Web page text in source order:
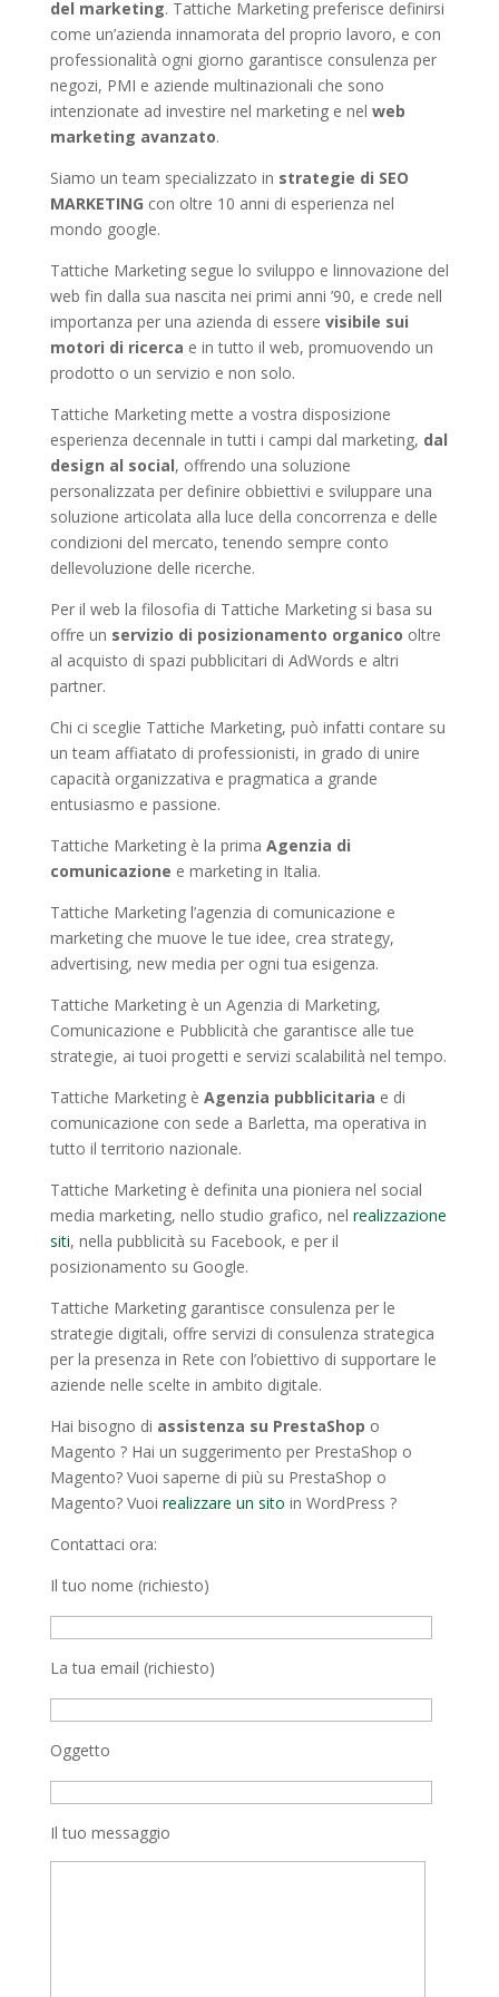
del marketing. Tattiche Marketing preferisce definirsi
come un’azienda innamorata del proprio lavoro, e con
professionalità ogni giorno garantisce consulenza per
negozi, PMI e aziende multinazionali che sono
intenzionate ad investire nel marketing e nel web
marketing avanzato.
Siamo un team specializzato in strategie di SEO
MARKETING con oltre 10 anni di esperienza nel
mondo google.
Tattiche Marketing segue lo sviluppo e linnovazione del
web fin dalla sua nascita nei primi anni ’90, e crede nell
importanza per una azienda di essere visibile sui
motori di ricerca e in tutto il web, promuovendo un
prodotto o un servizio e non solo.
Tattiche Marketing mette a vostra disposizione
esperienza decennale in tutti i campi dal marketing, dal
design al social, offrendo una soluzione
personalizzata per definire obbiettivi e sviluppare una
soluzione articolata alla luce della concorrenza e delle
condizioni del mercato, tenendo sempre conto
dellevoluzione delle ricerche.
Per il web la filosofia di Tattiche Marketing si basa su
offre un servizio di posizionamento organico oltre
al acquisto di spazi pubblicitari di AdWords e altri
partner.
Chi ci sceglie Tattiche Marketing, può infatti contare su
un team affiatato di professionisti, in grado di unire
capacità organizzativa e pragmatica a grande
entusiasmo e passione.
Tattiche Marketing è la prima Agenzia di
comunicazione e marketing in Italia.
Tattiche Marketing l’agenzia di comunicazione e
marketing che muove le tue idee, crea strategy,
advertising, new media per ogni tua esigenza.
Tattiche Marketing è un Agenzia di Marketing,
Comunicazione e Pubblicità che garantisce alle tue
strategie, ai tuoi progetti e servizi scalabilità nel tempo.
Tattiche Marketing è Agenzia pubblicitaria e di
comunicazione con sede a Barletta, ma operativa in
tutto il territorio nazionale.
Tattiche Marketing è definita una pioniera nel social
media marketing, nello studio grafico, nel realizzazione
siti, nella pubblicità su Facebook, e per il
posizionamento su Google.
Tattiche Marketing garantisce consulenza per le
strategie digitali, offre servizi di consulenza strategica
per la presenza in Rete con l’obiettivo di supportare le
aziende nelle scelte in ambito digitale.
Hai bisogno di assistenza su PrestaShop o
Magento ? Hai un suggerimento per PrestaShop o
Magento? Vuoi saperne di più su PrestaShop o
Magento? Vuoi realizzare un sito in WordPress ?
Contattaci ora:
Il tuo nome (richiesto)
La tua email (richiesto)
Oggetto
Il tuo messaggio